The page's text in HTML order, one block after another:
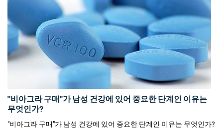
"비아그라 구매"가 남성 건강에 있어 중요한 단계인 이유는
무엇인가?
"비아그라 구매"가 남성 건강에 있어 중요한 단계인 이유는 무엇인가?